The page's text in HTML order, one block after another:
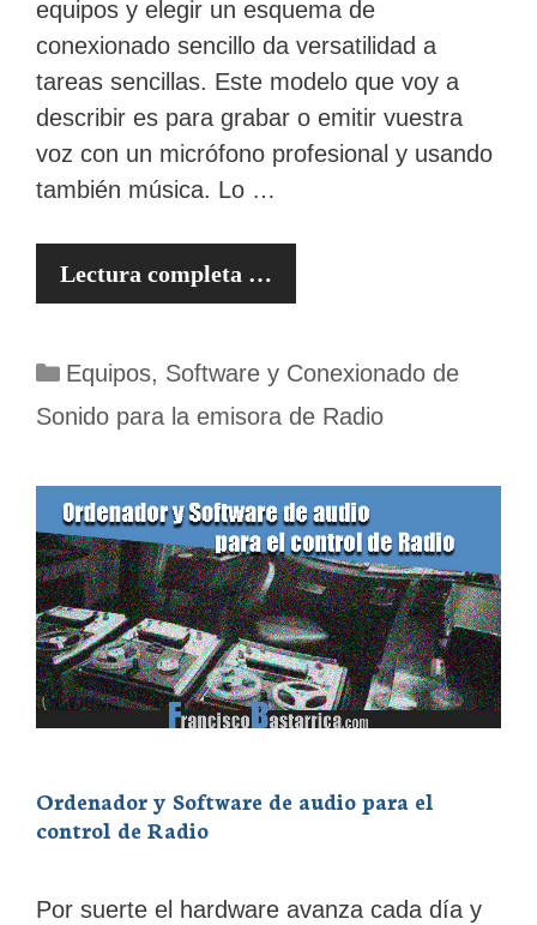
equipos y elegir un esquema de
conexionado sencillo da versatilidad a
tareas sencillas. Este modelo que voy a
describir es para grabar o emitir vuestra
voz con un micrófono profesional y usando
también música. Lo …
Lectura completa …
Categorías
Equipos, Software y Conexionado de
Sonido para la emisora de Radio
Ordenador y Software de audio para el
control de Radio
Por suerte el hardware avanza cada día y